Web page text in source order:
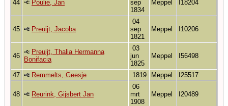
44 Poulie, Jan
sep
1834
Meppel I18204
45 Preuijt, Jacoba
04
sep
1821
Meppel I10206
46
Preuijt, Thalia Hermanna
Bonifacia
03
jun
1825
Meppel I56498
47 Remmelts, Geesje 1819 Meppel I25517
48 Reurink, Gijsbert Jan
06
mrt
1908
Meppel I20489